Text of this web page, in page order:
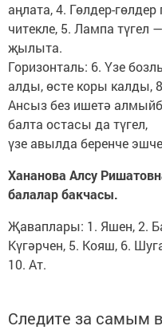
аңлата, 4. Гөлдер-
читекле, 5. Лампа түгел
җылыта.
Горизонталь: 6. Үзе
алды, өсте коры калды,
Ансыз без ишетә
балта остасы да түгел,
үзе авылда беренче
Хананова Алсу
балалар бакчасы.
Җаваплары: 1. Яшен, 2.
Күгәрчен, 5. Кояш, 6.
10. Ат.
Следите за самым